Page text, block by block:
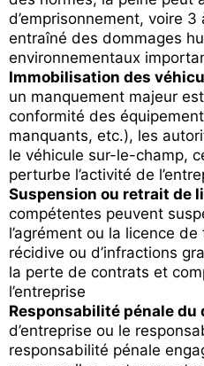
d’emprisonnement, voire 3
entraîné des dommages
environnementaux
Immobilisation des
un manquement majeur
conformité des
manquants, etc.), les
le véhicule sur-le-champ,
perturbe l’activité de
Suspension ou retrait de
compétentes peuvent
l’agrément ou la licence
récidive ou d’infractions
la perte de contrats et
l’entreprise
Responsabilité pénale du
d’entreprise ou le
responsabilité pénale